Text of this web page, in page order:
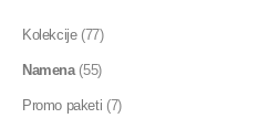
Kolekcije (77)
Namena (55)
Promo paketi (7)